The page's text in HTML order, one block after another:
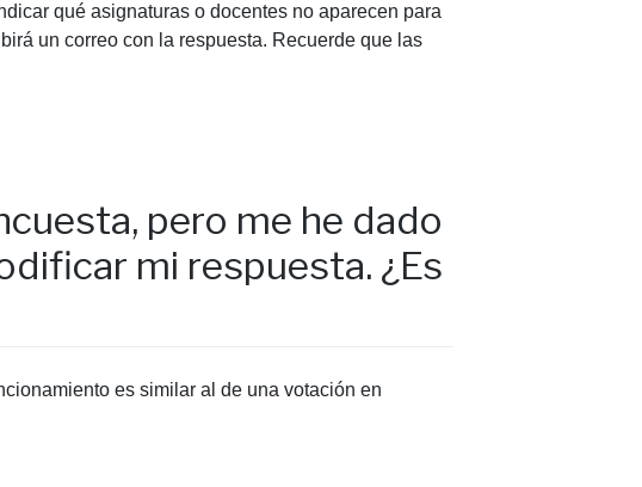
qué asignaturas o docentes no aparecen para
un correo con la respuesta. Recuerde que las
pero me he dado
mi respuesta. ¿Es
es similar al de una votación en